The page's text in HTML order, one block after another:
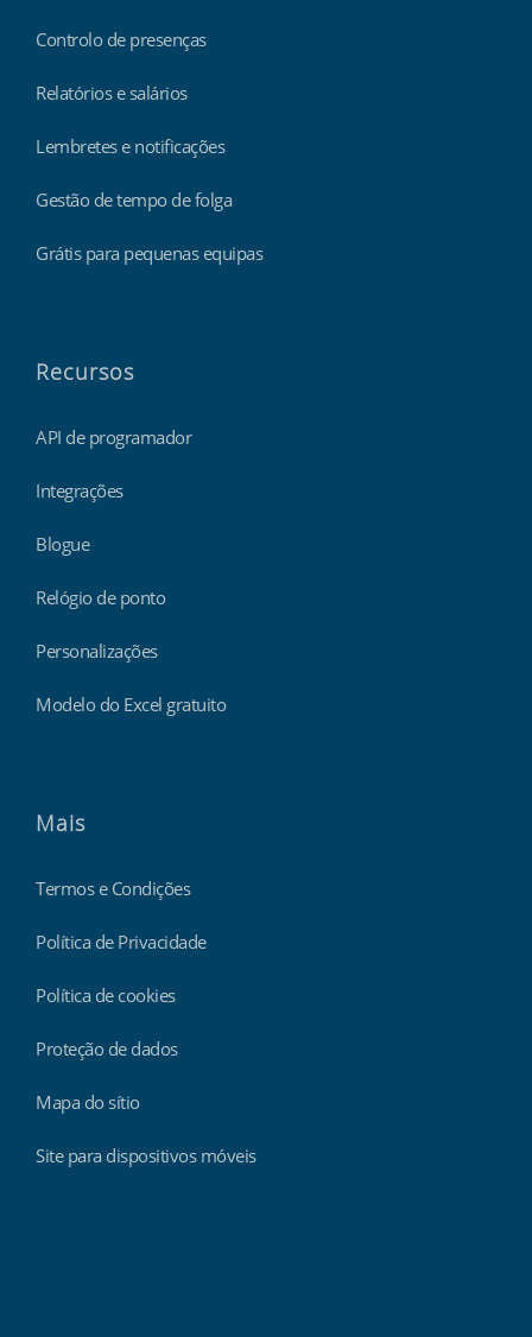
Controlo de presenças
Relatórios e salários
Lembretes e notificações
Gestão de tempo de folga
Grátis para pequenas equipas
Recursos
API de programador
Integrações
Blogue
Relógio de ponto
Personalizações
Modelo do Excel gratuito
Mais
Termos e Condições
Política de Privacidade
Política de cookies
Proteção de dados
Mapa do sítio
Site para dispositivos móveis